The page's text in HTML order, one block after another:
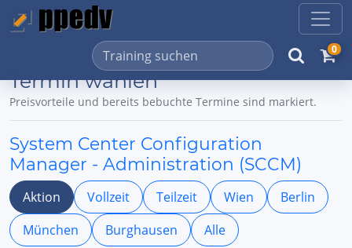
0
Termin wählen
Preisvorteile und bereits bebuchte Termine sind markiert.
System Center Configuration
Manager - Administration (SCCM)
Aktion Vollzeit Teilzeit Wien
Berlin
München
Burghausen Alle